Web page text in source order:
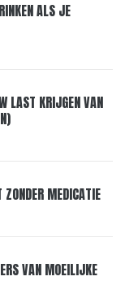
ALS JE
LAST KRIJGEN VAN
MEDICATIE
VAN MOEILIJKE